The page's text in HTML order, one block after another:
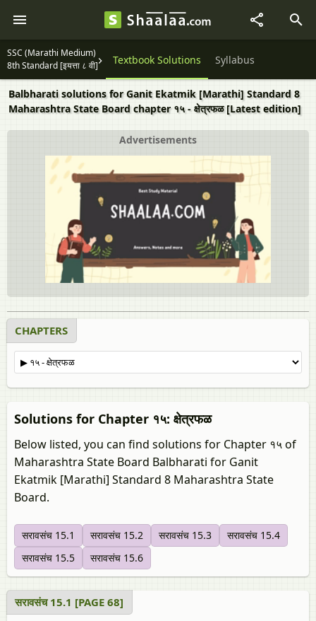
SSC (Marathi Medium)
8th Standard [इयत्ता ८ वी]
Textbook Solutions Syllabus
Balbharati solutions for Ganit Ekatmik [Marathi] Standard 8
Maharashtra State Board chapter १५ - क्षेत्रफळ [Latest edition]
Advertisements
CHAPTERS
Solutions for Chapter १५: क्षेत्रफळ
Below listed, you can find solutions for Chapter १५ of
Maharashtra State Board Balbharati for Ganit
Ekatmik [Marathi] Standard 8 Maharashtra State
Board.
सरावसंच 15.1 सरावसंच 15.2 सरावसंच 15.3
सरावसंच 15.4
सरावसंच 15.5
सरावसंच 15.6
सरावसंच 15.1 [PAGE 68]